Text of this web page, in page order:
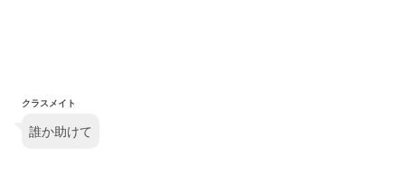
クラスメイト
誰か助けて